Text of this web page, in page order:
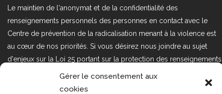
Gérer le consentement aux
cookies
Le maintien de l'anonymat et de la confidentialité des
renseignements personnels des personnes en contact avec le
Centre de prévention de la radicalisation menant à la violence est
au cœur de nos priorités. Si vous désirez nous joindre au sujet
d'enjeux sur la Loi 25 portant sur la protection des renseignements
personnels dans le secteur privé, veuillez communiquer avec
nous à l'adresse courriel suivant : loi25@cprmv.org Pour en savoir